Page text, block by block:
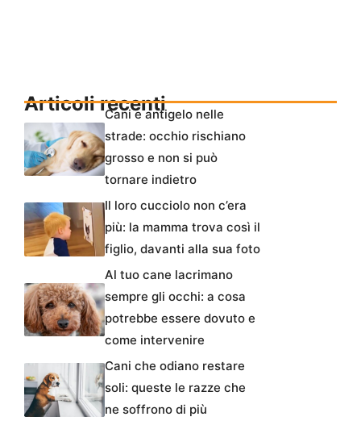
Articoli recenti
Cani e antigelo nelle
strade: occhio rischiano
grosso e non si può
tornare indietro
Il loro cucciolo non c’era
più: la mamma trova così il
figlio, davanti alla sua foto
Al tuo cane lacrimano
sempre gli occhi: a cosa
potrebbe essere dovuto e
come intervenire
Cani che odiano restare
soli: queste le razze che
ne soffrono di più